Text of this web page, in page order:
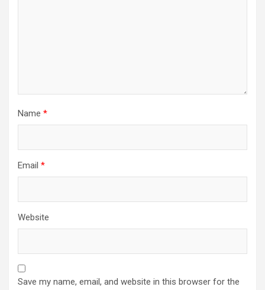
Name *
Email *
Website
Save my name, email, and website in this browser for the